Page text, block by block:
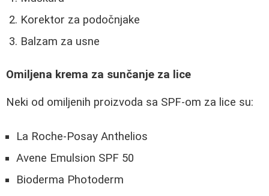
Korektor za podočnjake
Balzam za usne
Omiljena krema za sunčanje za lice
Neki od omiljenih proizvoda sa SPF-om za lice su:
La Roche-Posay Anthelios
Avene Emulsion SPF 50
Bioderma Photoderm